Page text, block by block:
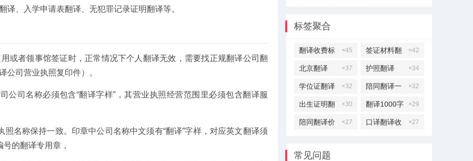
、入学申请表翻译、无犯罪记录证明翻译等。
或者领事馆签证时，正常情况下个人翻译无效，需要找正规翻译公司翻
公司营业执照复印件）。
公司名称必须包含“翻译字样”，其营业执照经营范围里必须包含翻译服
名称保持一致。印章中公司名称中文须有“翻译”字样，对应英文翻译须
的翻译专用章，
标签聚合
×45
翻译收费标
准
×42
签证材料翻
译
×37
北京翻译 ×34
护照翻译
×32
学位证翻译 ×32
陪同翻译一
天多少钱
×30
出生证明翻
译
×29
翻译1000字
多少钱
×27
陪同翻译价
×27
口译翻译收
常见问题